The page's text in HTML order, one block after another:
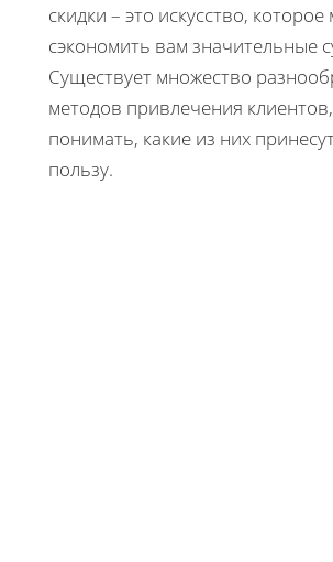
скидки – это искусство,
сэкономить вам значительные
Существует множество
методов привлечения
понимать, какие из них
пользу.